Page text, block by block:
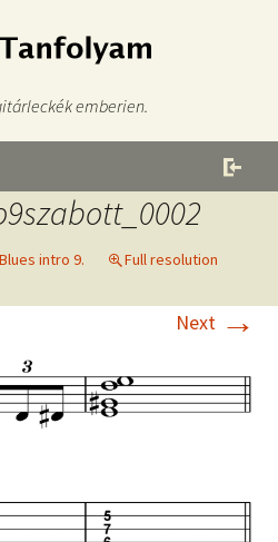
emberien.
Blues intro 9.
Full resolution
Next →